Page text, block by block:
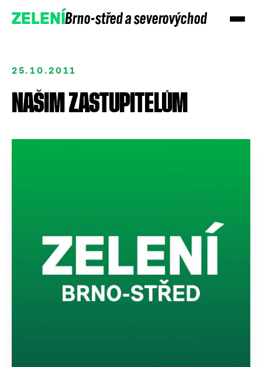
ZELENÍBrno-střed a severovýchod
25.10.2011
NAŠIM ZASTUPITELŮM